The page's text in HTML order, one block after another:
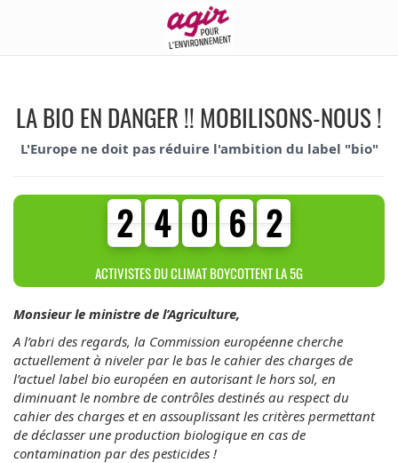
LA BIO EN DANGER !! MOBILISONS-NOUS !
L'Europe ne doit pas réduire l'ambition du label "bio"
2
2 4
4
4
4 0
6
0 6
8
6 2
4
2
ACTIVISTES DU CLIMAT BOYCOTTENT LA 5G
Monsieur le ministre de l’Agriculture,
A l’abri des regards, la Commission européenne cherche
actuellement à niveler par le bas le cahier des charges de
l’actuel label bio européen en autorisant le hors sol, en
diminuant le nombre de contrôles destinés au respect du
cahier des charges et en assouplissant les critères permettant
de déclasser une production biologique en cas de
contamination par des pesticides !